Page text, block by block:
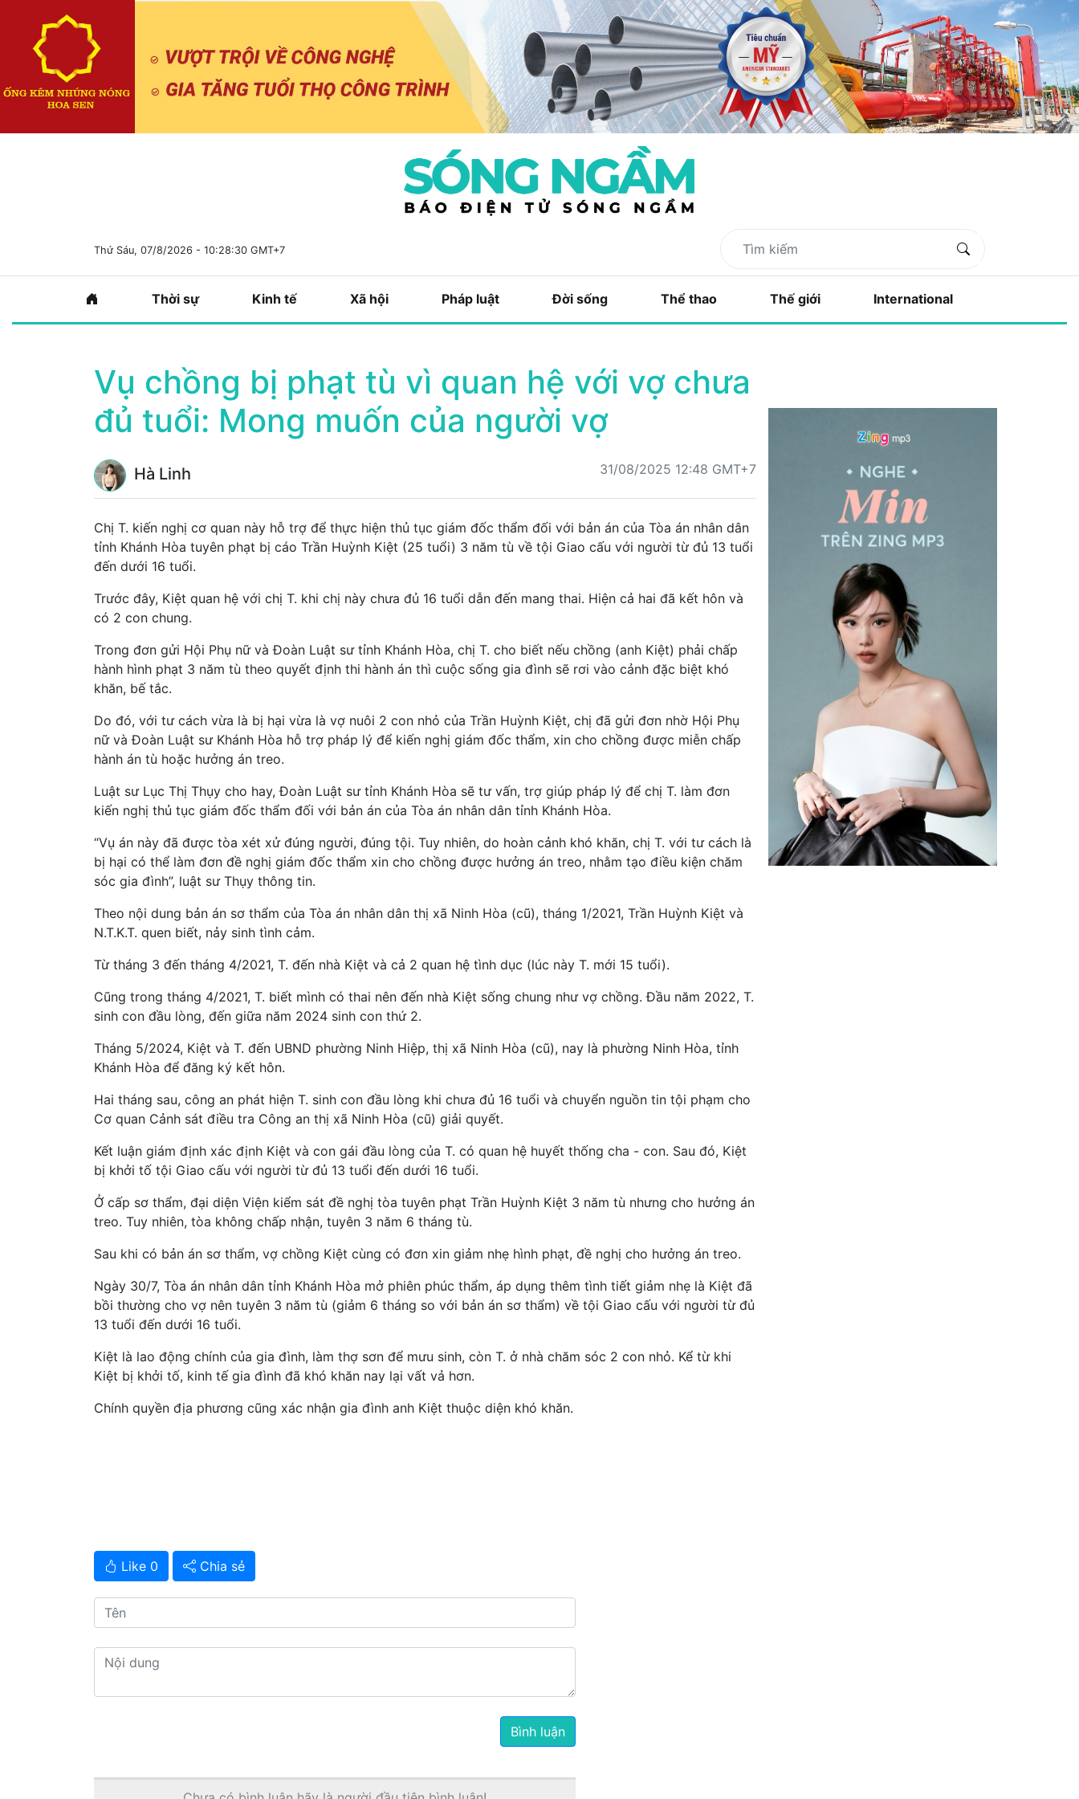
Thứ Sáu, 07/8/2026 - 10:28:31 GMT+7
Thời sự Kinh tế Xã hội Pháp luật Đời sống Thể thao Thế giới International
Vụ chồng bị phạt tù vì quan hệ với vợ chưa
đủ tuổi: Mong muốn của người vợ
Hà Linh 31/08/2025 12:48 GMT+7
Chị T. kiến nghị cơ quan này hỗ trợ để thực hiện thủ tục giám đốc thẩm đối với bản án của Tòa án nhân dân
tỉnh Khánh Hòa tuyên phạt bị cáo Trần Huỳnh Kiệt (25 tuổi) 3 năm tù về tội Giao cấu với người từ đủ 13 tuổi
đến dưới 16 tuổi.
Trước đây, Kiệt quan hệ với chị T. khi chị này chưa đủ 16 tuổi dẫn đến mang thai. Hiện cả hai đã kết hôn và
có 2 con chung.
Trong đơn gửi Hội Phụ nữ và Đoàn Luật sư tỉnh Khánh Hòa, chị T. cho biết nếu chồng (anh Kiệt) phải chấp
hành hình phạt 3 năm tù theo quyết định thi hành án thì cuộc sống gia đình sẽ rơi vào cảnh đặc biệt khó
khăn, bế tắc.
Do đó, với tư cách vừa là bị hại vừa là vợ nuôi 2 con nhỏ của Trần Huỳnh Kiệt, chị đã gửi đơn nhờ Hội Phụ
nữ và Đoàn Luật sư Khánh Hòa hỗ trợ pháp lý để kiến nghị giám đốc thẩm, xin cho chồng được miễn chấp
hành án tù hoặc hưởng án treo.
Luật sư Lục Thị Thụy cho hay, Đoàn Luật sư tỉnh Khánh Hòa sẽ tư vấn, trợ giúp pháp lý để chị T. làm đơn
kiến nghị thủ tục giám đốc thẩm đối với bản án của Tòa án nhân dân tỉnh Khánh Hòa.
“Vụ án này đã được tòa xét xử đúng người, đúng tội. Tuy nhiên, do hoàn cảnh khó khăn, chị T. với tư cách là
bị hại có thể làm đơn đề nghị giám đốc thẩm xin cho chồng được hưởng án treo, nhằm tạo điều kiện chăm
sóc gia đình”, luật sư Thụy thông tin.
Theo nội dung bản án sơ thẩm của Tòa án nhân dân thị xã Ninh Hòa (cũ), tháng 1/2021, Trần Huỳnh Kiệt và
N.T.K.T. quen biết, nảy sinh tình cảm.
Từ tháng 3 đến tháng 4/2021, T. đến nhà Kiệt và cả 2 quan hệ tình dục (lúc này T. mới 15 tuổi).
Cũng trong tháng 4/2021, T. biết mình có thai nên đến nhà Kiệt sống chung như vợ chồng. Đầu năm 2022, T.
sinh con đầu lòng, đến giữa năm 2024 sinh con thứ 2.
Tháng 5/2024, Kiệt và T. đến UBND phường Ninh Hiệp, thị xã Ninh Hòa (cũ), nay là phường Ninh Hòa, tỉnh
Khánh Hòa để đăng ký kết hôn.
Hai tháng sau, công an phát hiện T. sinh con đầu lòng khi chưa đủ 16 tuổi và chuyển nguồn tin tội phạm cho
Cơ quan Cảnh sát điều tra Công an thị xã Ninh Hòa (cũ) giải quyết.
Kết luận giám định xác định Kiệt và con gái đầu lòng của T. có quan hệ huyết thống cha - con. Sau đó, Kiệt
bị khởi tố tội Giao cấu với người từ đủ 13 tuổi đến dưới 16 tuổi.
Ở cấp sơ thẩm, đại diện Viện kiểm sát đề nghị tòa tuyên phạt Trần Huỳnh Kiệt 3 năm tù nhưng cho hưởng án
treo. Tuy nhiên, tòa không chấp nhận, tuyên 3 năm 6 tháng tù.
Sau khi có bản án sơ thẩm, vợ chồng Kiệt cùng có đơn xin giảm nhẹ hình phạt, đề nghị cho hưởng án treo.
Ngày 30/7, Tòa án nhân dân tỉnh Khánh Hòa mở phiên phúc thẩm, áp dụng thêm tình tiết giảm nhẹ là Kiệt đã
bồi thường cho vợ nên tuyên 3 năm tù (giảm 6 tháng so với bản án sơ thẩm) về tội Giao cấu với người từ đủ
13 tuổi đến dưới 16 tuổi.
Kiệt là lao động chính của gia đình, làm thợ sơn để mưu sinh, còn T. ở nhà chăm sóc 2 con nhỏ. Kể từ khi
Kiệt bị khởi tố, kinh tế gia đình đã khó khăn nay lại vất vả hơn.
Chính quyền địa phương cũng xác nhận gia đình anh Kiệt thuộc diện khó khăn.
Like 0 Chia sẻ
Bình luận